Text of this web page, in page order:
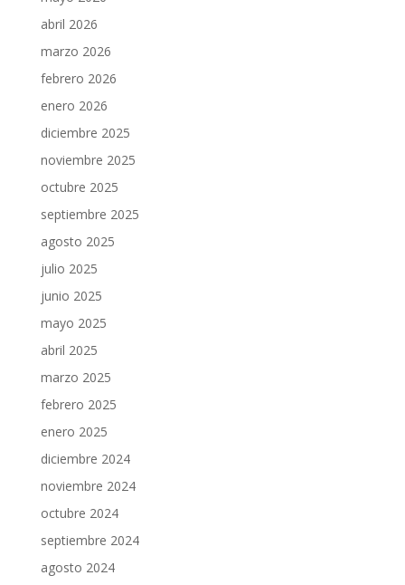
abril 2026
marzo 2026
febrero 2026
enero 2026
diciembre 2025
noviembre 2025
octubre 2025
septiembre 2025
agosto 2025
julio 2025
junio 2025
mayo 2025
abril 2025
marzo 2025
febrero 2025
enero 2025
diciembre 2024
noviembre 2024
octubre 2024
septiembre 2024
agosto 2024